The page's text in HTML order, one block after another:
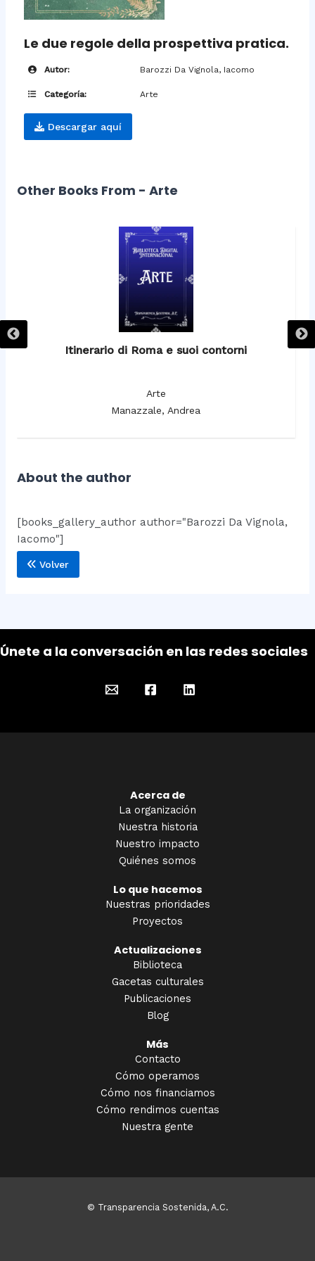
Le due regole della prospettiva pratica.
Autor: Barozzi Da Vignola, Iacomo
Categoría: Arte
Descargar aquí
Other Books From - Arte
Itinerario di Roma e suoi contorni
Arte
Manazzale, Andrea
About the author
[books_gallery_author author="Barozzi Da Vignola,
Iacomo"]
Volver
Únete a la conversación en las redes sociales
Acerca de
La organización
Nuestra historia
Nuestro impacto
Quiénes somos
Lo que hacemos
Nuestras prioridades
Proyectos
Actualizaciones
Biblioteca
Gacetas culturales
Publicaciones
Blog
Más
Contacto
Cómo operamos
Cómo nos financiamos
Cómo rendimos cuentas
Nuestra gente
© Transparencia Sostenida, A.C.